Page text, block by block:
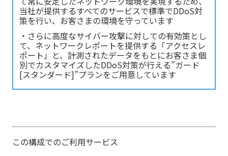
当社が提供するすべてのサービスで標準でDDoS対
策を行い、お客さまの環境を守っています
・さらに高度なサイバー攻撃に対しての有効策とし
て、ネットワークレポートを提供する「アクセスレ
ポート」と、計測されたデータをもとにお客さま個
別でカスタマイズしたDDoS対策が行える”ガード
[スタンダード]”プランをご用意しています
この構成でのご利用サービス